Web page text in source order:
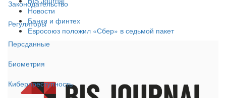
Законодательство
Регуляторы
Персданные
Биометрия
Киберпреступность
Новости
Банки и финтех
Евросоюз положил «Сбер» в седьмой пакет